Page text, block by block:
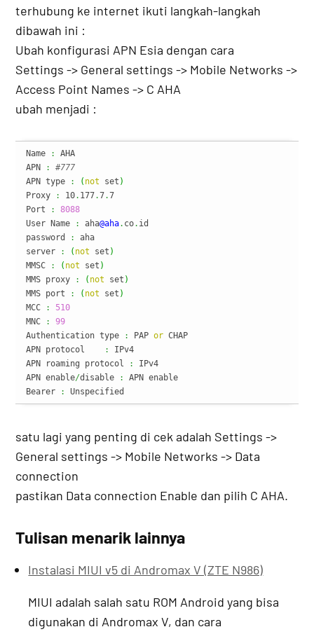
terhubung ke internet ikuti langkah-langkah
dibawah ini :
Ubah konfigurasi APN Esia dengan cara
Settings -> General settings -> Mobile Networks ->
Access Point Names -> C AHA
ubah menjadi :
Name :
AHA
APN
:
#777
APN type
: ( not set )
Proxy
: 10. 177.7.7
Port
:
8088
User Name
: aha@aha. co. id
password
:
aha
server
: ( not set )
MMSC
: ( not set )
MMS proxy
: ( not set )
MMS port
: ( not set )
MCC
:
510
MNC
:
99
Authentication type
: PAP or CHAP
:
IPv4
APN roaming protocol
:
IPv4
APN enable/disable :
APN enable
Bearer
: Unspecified
satu lagi yang penting di cek adalah Settings ->
General settings -> Mobile Networks -> Data
connection
pastikan Data connection Enable dan pilih C AHA.
Tulisan menarik lainnya
Instalasi MIUI v5 di Andromax V (ZTE N986)
MIUI adalah salah satu ROM Android yang bisa
digunakan di Andromax V, dan cara